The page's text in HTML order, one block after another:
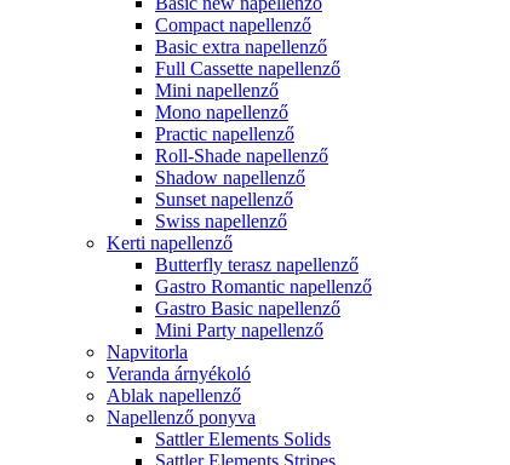
Compact napellenző
Basic extra napellenző
Full Cassette napellenző
Mini napellenző
Mono napellenző
Practic napellenző
Roll-Shade napellenző
Shadow napellenző
Sunset napellenző
Swiss napellenző
Kerti napellenző
Butterfly terasz napellenző
Gastro Romantic napellenző
Gastro Basic napellenző
Mini Party napellenző
Napvitorla
Veranda árnyékoló
Ablak napellenző
Napellenző ponyva
Sattler Elements Solids
Sattler Elements Stripes